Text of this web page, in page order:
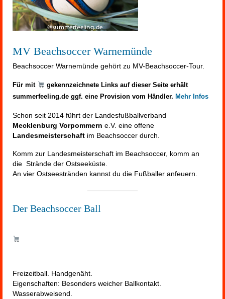
MV Beachsoccer Warnemünde
Beachsoccer Warnemünde gehört zu MV-Beachsoccer-Tour.
Für mit
gekennzeichnete Links auf dieser Seite erhält
summerfeeling.de ggf. eine Provision vom Händler. Mehr Infos
Schon seit 2014 führt der Landesfußballverband
Mecklenburg Vorpommern e.V. eine offene
Landesmeisterschaft im Beachsoccer durch.
Komm zur Landesmeisterschaft im Beachsoccer, komm an
die Strände der Ostseeküste.
An vier Ostseestränden kannst du die Fußballer anfeuern.
Der Beachsoccer Ball
Freizeitball. Handgenäht.
Eigenschaften: Besonders weicher Ballkontakt.
Wasserabweisend.